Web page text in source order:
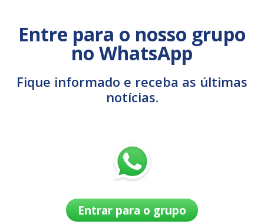
Entre para o nosso grupo
no WhatsApp
Fique informado e receba as últimas
notícias.
Entrar para o grupo